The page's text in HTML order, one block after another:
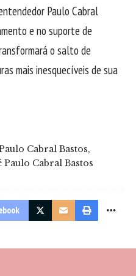
Paulo Cabral
e no suporte de
o salto de
mais inesquecíveis de sua
Cabral Bastos
Paulo Cabral Bastos